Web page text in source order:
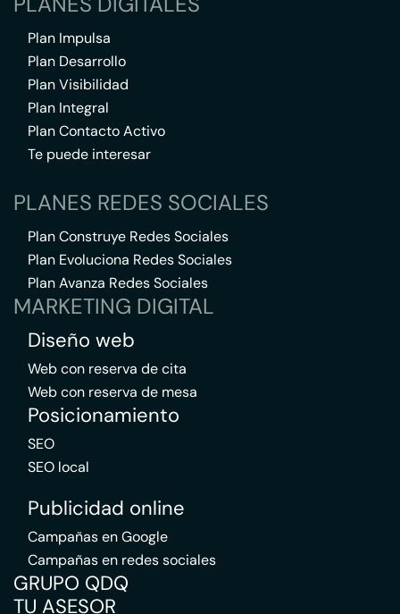
Plan Impulsa
Plan Desarrollo
Plan Visibilidad
Plan Integral
Plan Contacto Activo
Te puede interesar
PLANES REDES SOCIALES
Plan Construye Redes Sociales
Plan Evoluciona Redes Sociales
Plan Avanza Redes Sociales
MARKETING DIGITAL
Diseño web
Web con reserva de cita
Web con reserva de mesa
Posicionamiento
SEO
SEO local
Publicidad online
Campañas en Google
Campañas en redes sociales
GRUPO QDQ
TU ASESOR